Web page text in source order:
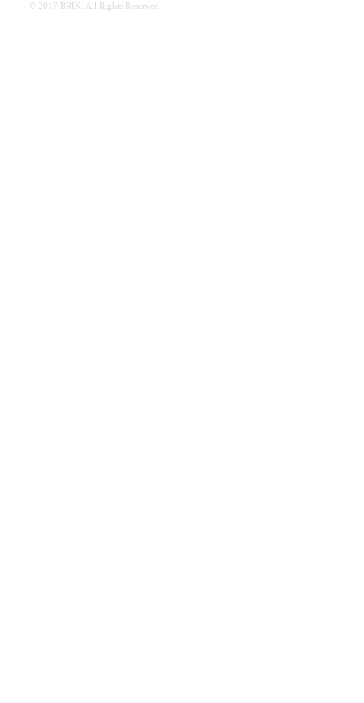
© 2017 BRIK. All Rights Reserved